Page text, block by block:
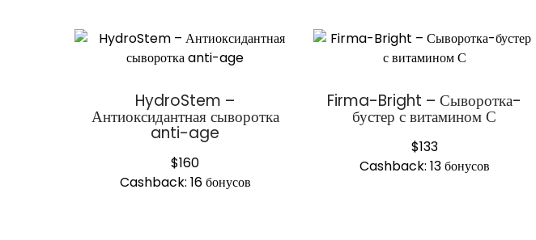
HydroStem –
Антиоксидантная сыворотка
anti-age
$160
Cashback: 16 бонусов
Firma-Bright – Сыворотка-
бустер с витамином С
$133
Cashback: 13 бонусов